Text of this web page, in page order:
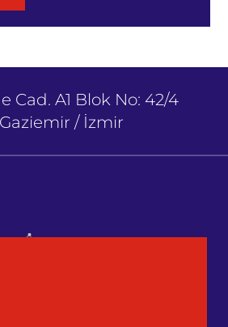
Cad. A1 Blok No: 42/4
Gaziemir / İzmir